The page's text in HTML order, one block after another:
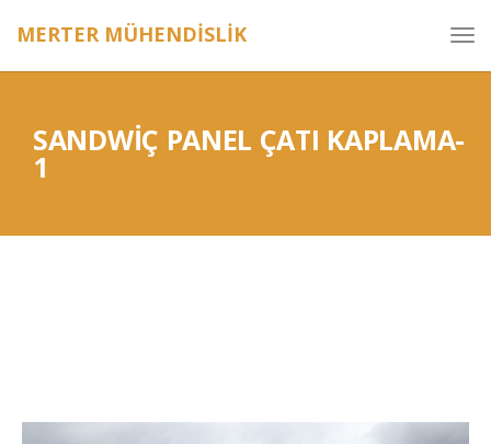
MERTER MÜHENDİSLİK
SANDWIÇ PANEL ÇATI KAPLAMA-
1